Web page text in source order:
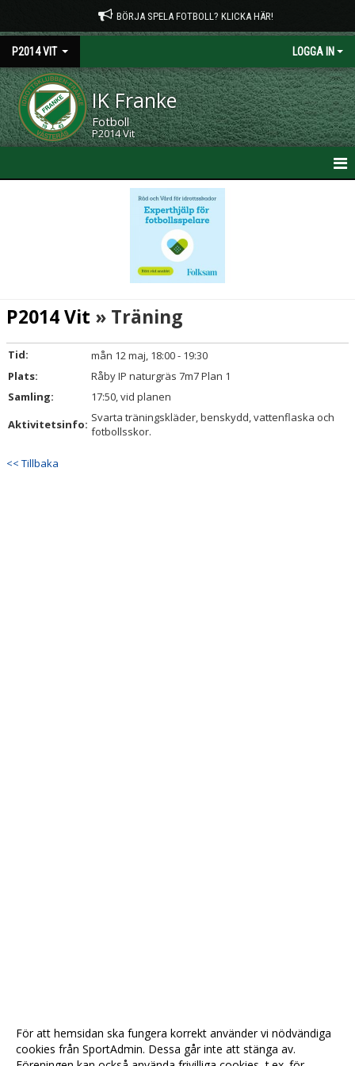
BÖRJA SPELA FOTBOLL? KLICKA HÄR!
P2014 VIT LOGGA IN
IK Franke
Fotboll
P2014 Vit
KONTAKT
INTRESSEANMÄLAN
P2014 Vit » Träning
Tid:
mån 12 maj, 18:00 - 19:30
Plats:
Råby IP naturgräs 7m7 Plan 1
Samling:
17:50, vid planen
Aktivitetsinfo: Svarta träningskläder, benskydd, vattenflaska och
fotbollsskor.
<< Tillbaka
För att hemsidan ska fungera korrekt använder vi nödvändiga
cookies från SportAdmin. Dessa går inte att stänga av.